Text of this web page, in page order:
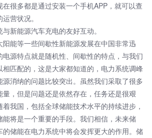
很多都是通过安装一个手机APP，就可以查
营状况。
能源汽车充电的友好互动。
能等一些间歇性新能源发展在中国非常迅
源特点就是随机性、间歇性的特点，与我们
匹配的，这是大家都知道的，电力系统调峰
消纳的问题比较突出。虽然我们采取了很多
，但是问题还是依然存在，任务还是很艰
我国，包括全球储能技术水平的持续进步，
将是一个重要的手段。我们相信，未来储
储能在电力系统中将会发挥更大的作用。储